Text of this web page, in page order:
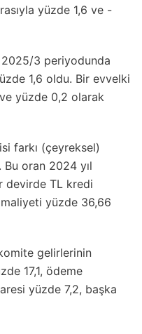
yüzde 1,6 ve -
3 periyodunda
1,6 oldu. Bir evvelki
yüzde 0,2 olarak
farkı (çeyreksel)
oran 2024 yıl
devirde TL kredi
yüzde 36,66
gelirlerinin
17,1, ödeme
yüzde 7,2, başka